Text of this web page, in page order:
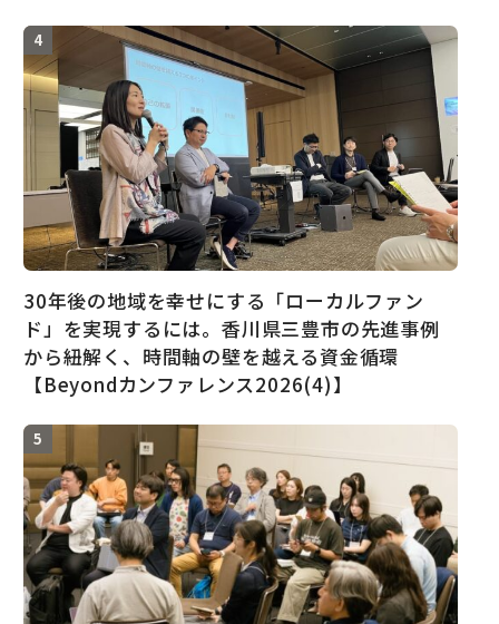
30年後の地域を幸せにする「ローカルファン
ド」を実現するには。香川県三豊市の先進事例
から紐解く、時間軸の壁を越える資金循環
【Beyondカンファレンス2026(4)】